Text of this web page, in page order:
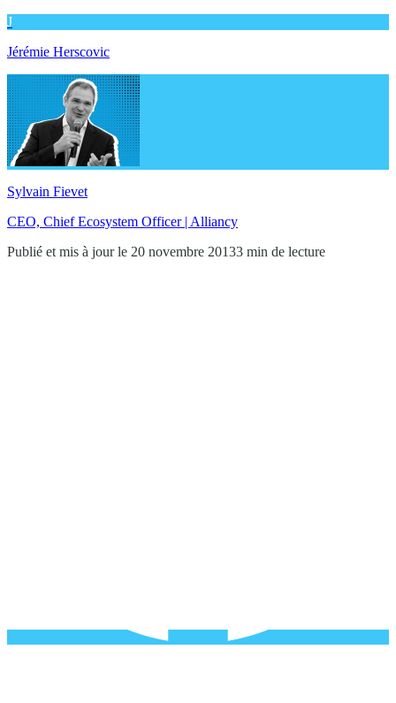
J
Jérémie Herscovic
Sylvain Fievet
CEO, Chief Ecosystem Officer | Alliancy
Publié et mis à jour le 20 novembre 20133 min de lecture